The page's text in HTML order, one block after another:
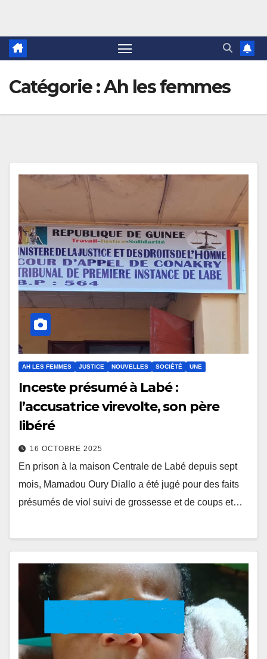
Catégorie :Ah les femmes
AH LES FEMMES JUSTICE NOUVELLES SOCIÉTÉ UNE
Inceste présumé à Labé :
l’accusatrice virevolte, son père
libéré
16 OCTOBRE 2025
En prison à la maison Centrale de Labé depuis sept
mois, Mamadou Oury Diallo a été jugé pour des faits
présumés de viol suivi de grossesse et de coups et…